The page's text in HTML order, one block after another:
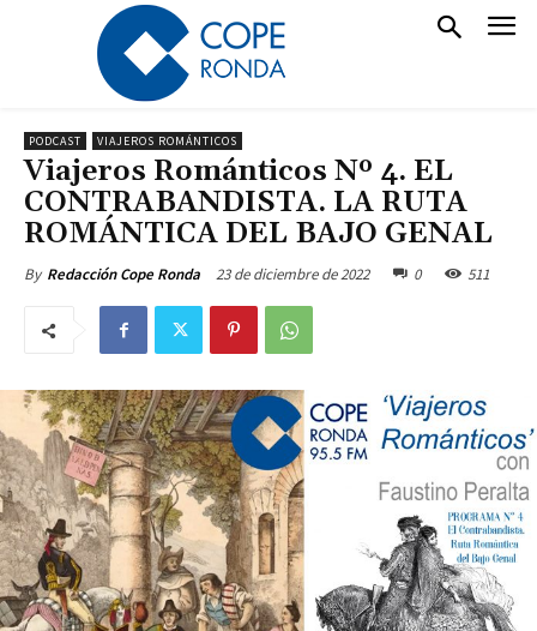
PODCAST VIAJEROS ROMÁNTICOS
Viajeros Románticos Nº 4. EL
CONTRABANDISTA. LA RUTA
ROMÁNTICA DEL BAJO GENAL
By Redacción Cope Ronda 23 de diciembre de 2022 0 511